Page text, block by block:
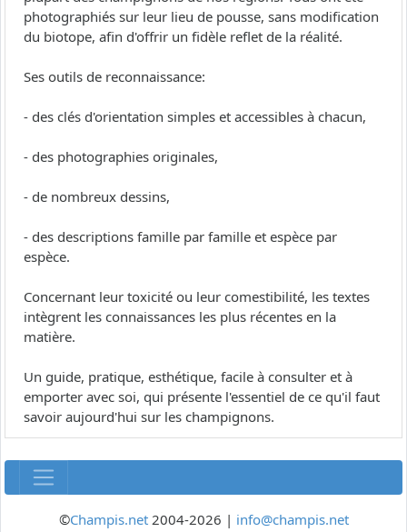
photographiés sur leur lieu de pousse, sans modification
du biotope, afin d'offrir un fidèle reflet de la réalité.
Ses outils de reconnaissance:
- des clés d'orientation simples et accessibles à chacun,
- des photographies originales,
- de nombreux dessins,
- des descriptions famille par famille et espèce par
espèce.
Concernant leur toxicité ou leur comestibilité, les textes
intègrent les connaissances les plus récentes en la
matière.
Un guide, pratique, esthétique, facile à consulter et à
emporter avec soi, qui présente l'essentiel de ce qu'il faut
savoir aujourd'hui sur les champignons.
©Champis.net2004-2026 | info@champis.net